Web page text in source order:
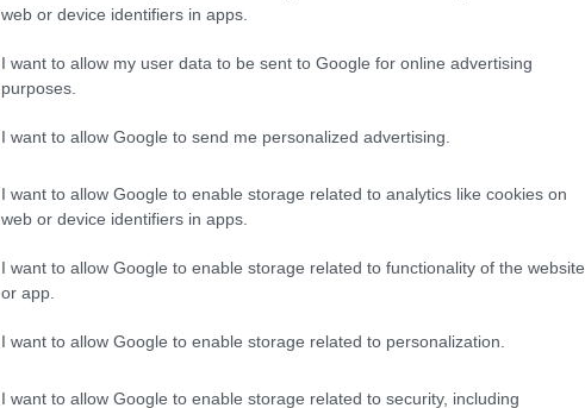
web or device identifiers in apps.
I want to allow my user data to be sent to Google for online advertising
purposes.
I want to allow Google to send me personalized advertising.
I want to allow Google to enable storage related to analytics like cookies on
web or device identifiers in apps.
I want to allow Google to enable storage related to functionality of the website
or app.
I want to allow Google to enable storage related to personalization.
I want to allow Google to enable storage related to security, including